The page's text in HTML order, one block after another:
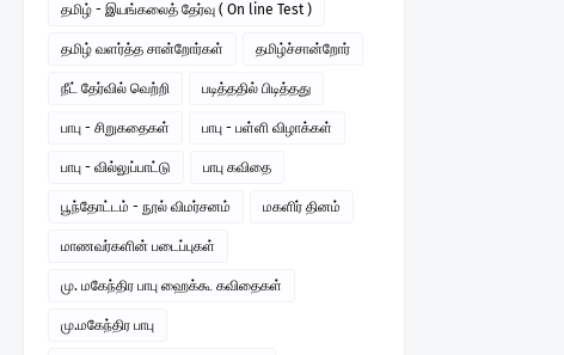
தமிழ் - இயங்கலைத் தேர்வு ( On line Test )
தமிழ் வளர்த்த சான்றோர்கள் தமிழ்ச்சான்றோர்
நீட் தேர்வில் வெற்றி படித்ததில் பிடித்தது
பாபு - சிறுகதைகள் பாபு - பள்ளி விழாக்கள்
பாபு - வில்லுப்பாட்டு பாபு கவிதை
பூந்தோட்டம் - நூல் விமர்சனம் மகளிர் தினம்
மாணவர்களின் படைப்புகள்
மு. மகேந்திர பாபு ஹைக்கூ கவிதைகள்
மு.மகேந்திர பாபு